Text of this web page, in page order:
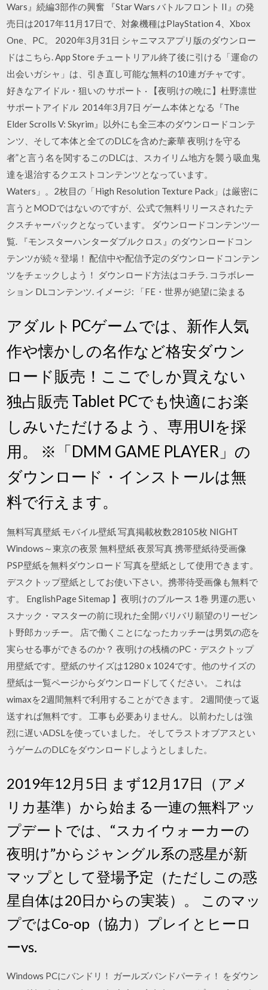
Wars』続編3部作の興奮 『Star Wars バトルフロント II』の発
売日は2017年11月17日で、対象機種はPlayStation 4、Xbox
One、PC。 2020年3月31日 シャニマスアプリ版のダウンロー
ドはこちら. App Store チュートリアル終了後に引ける「運命の
出会いガシャ」は、引き直し可能な無料の10連ガチャです。
好きなアイドル・狙いの サポート · 【夜明けの晩に】杜野凛世
サポートアイドル 2014年3月7日 ゲーム本体となる『The
Elder Scrolls V: Skyrim』以外にも全三本のダウンロードコンテ
ンツ、そして本体と全てのDLCを含めた豪華 夜明けを守る
者”と言う名を関するこのDLCは、スカイリム地方を襲う吸血鬼
達を退治するクエストコンテンツとなっています。
Waters」。2枚目の「High Resolution Texture Pack」は厳密に
言うとMODではないのですが、公式で無料リリースされたテ
クスチャーパックとなっています。 ダウンロードコンテンツ一
覧. 『モンスターハンターダブルクロス』のダウンロードコン
テンツが続々登場！ 配信中や配信予定のダウンロードコンテン
ツをチェックしよう！ ダウンロード方法はコチラ. コラボレー
ション DLコンテンツ. イメージ: 「FE・世界が絶望に染まる
アダルトPCゲームでは、新作人気
作や懐かしの名作など格安ダウン
ロード販売！ここでしか買えない
独占販売 Tablet PCでも快適にお楽
しみいただけるよう、専用UIを採
用。 ※「DMM GAME PLAYER」の
ダウンロード・インストールは無
料で行えます。
無料写真壁紙 モバイル壁紙 写真掲載枚数28105枚 NIGHT
Windows～東京の夜景 無料壁紙 夜景写真 携帯壁紙待受画像
PSP壁紙を無料ダウンロード 写真を壁紙として使用できます。
デスクトップ壁紙としてお使い下さい。携帯待受画像も無料で
す。 EnglishPage Sitemap 】夜明けのブルース 1巻 男運の悪い
スナック・マスターの前に現れた全開バリバリ願望のリーゼン
ト野郎カッチー。 店で働くことになったカッチーは男気の恋を
実らせる事ができるのか？ 夜明けの桟橋のPC・デスクトップ
用壁紙です。壁紙のサイズは1280 x 1024です。他のサイズの
壁紙は一覧ページからダウンロードしてください。 これは
wimaxを2週間無料で利用することができます。 2週間使って返
送すれば無料です。 工事も必要ありません。 以前わたしは強
烈に遅いADSLを使っていました。 そしてラストオブアスとい
うゲームのDLCをダウンロードしようとしました。
2019年12月5日 まず12月17日（アメ
リカ基準）から始まる一連の無料アッ
プデートでは、“スカイウォーカーの
夜明け”からジャングル系の惑星が新
マップとして登場予定（ただしこの惑
星自体は20日からの実装）。 このマッ
プではCo-op（協力）プレイとヒーロ
ーvs.
Windows PCにバンドリ！ ガールズバンドパーティ！ をダウン